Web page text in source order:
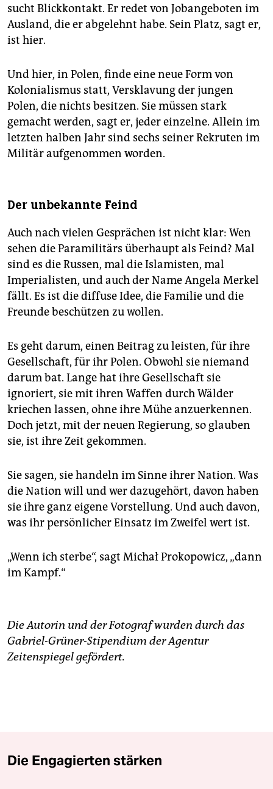
sucht Blickkontakt. Er redet von Jobangeboten im
Ausland, die er abgelehnt habe. Sein Platz, sagt er,
ist hier.
Und hier, in Polen, finde eine neue Form von
Kolonialismus statt, Versklavung der jungen
Polen, die nichts besitzen. Sie müssen stark
gemacht werden, sagt er, jeder einzelne. Allein im
letzten halben Jahr sind sechs seiner Rekruten im
Militär aufgenommen worden.
Der unbekannte Feind
Auch nach vielen Gesprächen ist nicht klar: Wen
sehen die Paramilitärs überhaupt als Feind? Mal
sind es die Russen, mal die Islamisten, mal
Imperialisten, und auch der Name Angela Merkel
fällt. Es ist die diffuse Idee, die Familie und die
Freunde beschützen zu wollen.
Es geht darum, einen Beitrag zu leisten, für ihre
Gesellschaft, für ihr Polen. Obwohl sie niemand
darum bat. Lange hat ihre Gesellschaft sie
ignoriert, sie mit ihren Waffen durch Wälder
kriechen lassen, ohne ihre Mühe anzuerkennen.
Doch jetzt, mit der neuen Regierung, so glauben
sie, ist ihre Zeit gekommen.
Sie sagen, sie handeln im Sinne ihrer Nation. Was
die Nation will und wer dazugehört, davon haben
sie ihre ganz eigene Vorstellung. Und auch davon,
was ihr persönlicher Einsatz im Zweifel wert ist.
„Wenn ich sterbe“, sagt Michał Prokopowicz, „dann
im Kampf.“
Die Autorin und der Fotograf wurden durch das
Gabriel-Grüner-Stipendium der Agentur
Zeitenspiegel gefördert.
Die Engagierten stärken